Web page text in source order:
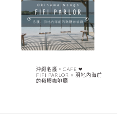
沖繩名護。CAFE ❤︎
FIFI PARLOR × 羽地內海前
的鞦韆咖啡廳